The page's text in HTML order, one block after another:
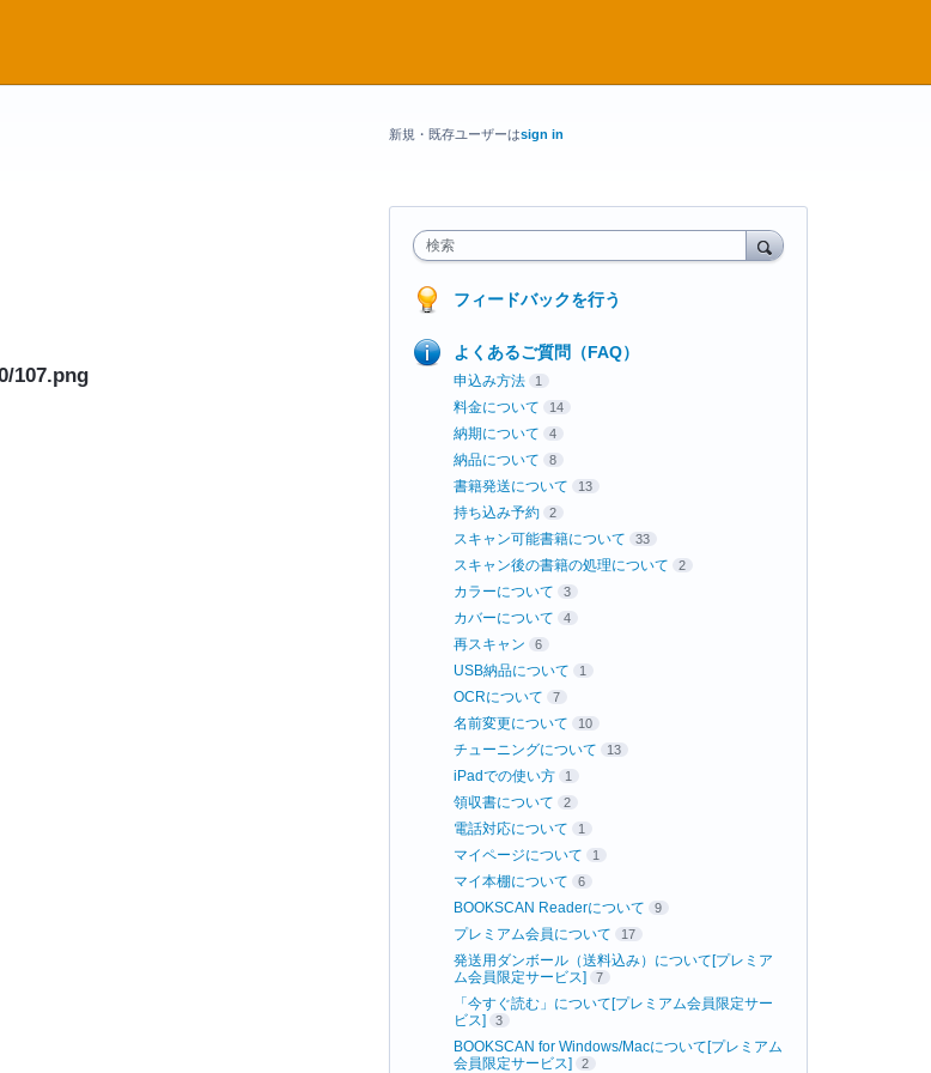
新規・既存ユーザーはsign in
検索
フィードバックを行う
よくあるご質問（FAQ）
申込み方法 1
料金について 14
納期について 4
納品について 8
書籍発送について 13
持ち込み予約 2
スキャン可能書籍について 33
スキャン後の書籍の処理について 2
カラーについて 3
カバーについて 4
再スキャン 6
USB納品について 1
OCRについて 7
名前変更について 10
チューニングについて 13
iPadでの使い方 1
領収書について 2
電話対応について 1
マイページについて 1
マイ本棚について 6
BOOKSCAN Readerについて 9
プレミアム会員について 17
発送用ダンボール（送料込み）について[プレミア
ム会員限定サービス]
7
「今すぐ読む」について[プレミアム会員限定サー
ビス]
3
BOOKSCAN for Windows/Macについて[プレミアム
会員限定サービス]
2